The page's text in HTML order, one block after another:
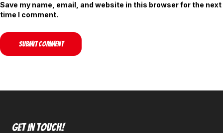
Save my name, email, and website in this browser for the next
time I comment.
Get In Touch!